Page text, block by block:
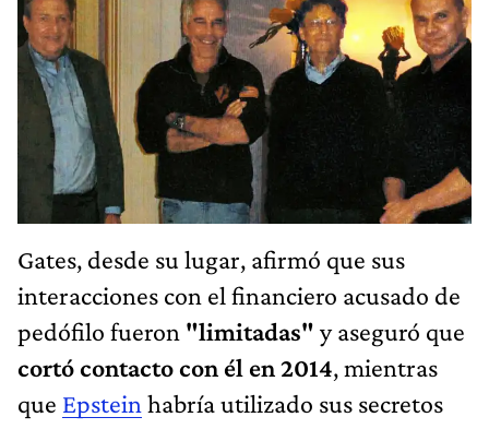
Gates, desde su lugar, afirmó que sus
interacciones con el financiero acusado de
pedófilo fueron "limitadas" y aseguró que
cortó contacto con él en 2014, mientras
que Epstein habría utilizado sus secretos